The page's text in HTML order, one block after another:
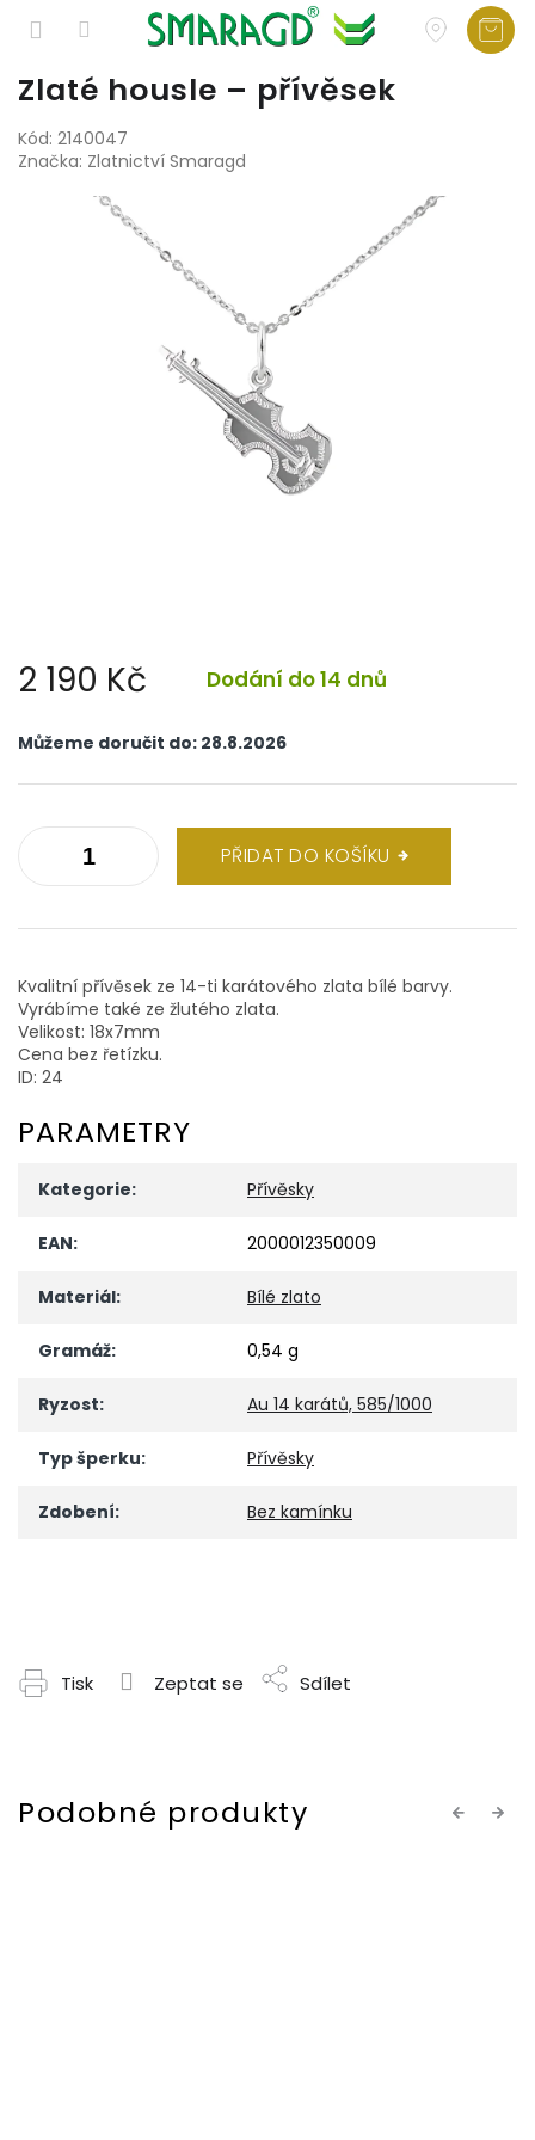
Přejít
na
obsah
Zlaté housle – přívěsek
Kód: 2140047
Značka: Zlatnictví Smaragd
2 190 Kč Dodání do 14 dnů
cena:
Můžeme doručit do: 28.8.2026
PŘIDAT DO KOŠÍKU
Kvalitní přívěsek ze 14-ti karátového zlata bílé barvy.
Vyrábíme také ze žlutého zlata.
Velikost: 18x7mm
Cena bez řetízku.
ID: 24
PARAMETRY
Kategorie: Přívěsky
EAN: 2000012350009
Materiál: Bílé zlato
Gramáž: 0,54 g
Ryzost: Au 14 karátů, 585/1000
Typ šperku: Přívěsky
Zdobení: Bez kamínku
Tisk Zeptat se Sdílet
Previous
Next